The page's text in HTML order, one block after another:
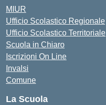
MIUR
Ufficio Scolastico Regionale
Ufficio Scolastico Territoriale
Scuola in Chiaro
Iscrizioni On Line
Invalsi
Comune
La Scuola